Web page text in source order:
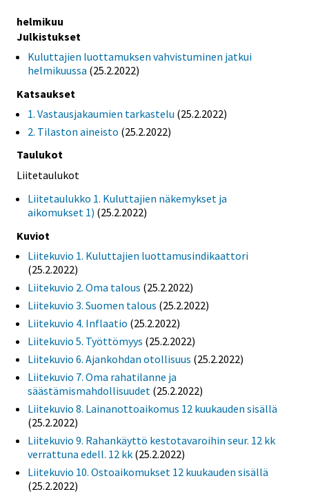
helmikuu
Julkistukset
Kuluttajien luottamuksen vahvistuminen jatkui
helmikuussa (25.2.2022)
Katsaukset
1. Vastausjakaumien tarkastelu (25.2.2022)
2. Tilaston aineisto (25.2.2022)
Taulukot
Liitetaulukot
Liitetaulukko 1. Kuluttajien näkemykset ja
aikomukset 1) (25.2.2022)
Kuviot
Liitekuvio 1. Kuluttajien luottamusindikaattori
(25.2.2022)
Liitekuvio 2. Oma talous (25.2.2022)
Liitekuvio 3. Suomen talous (25.2.2022)
Liitekuvio 4. Inflaatio (25.2.2022)
Liitekuvio 5. Työttömyys (25.2.2022)
Liitekuvio 6. Ajankohdan otollisuus (25.2.2022)
Liitekuvio 7. Oma rahatilanne ja
säästämismahdollisuudet (25.2.2022)
Liitekuvio 8. Lainanottoaikomus 12 kuukauden sisällä
(25.2.2022)
Liitekuvio 9. Rahankäyttö kestotavaroihin seur. 12 kk
verrattuna edell. 12 kk (25.2.2022)
Liitekuvio 10. Ostoaikomukset 12 kuukauden sisällä
(25.2.2022)